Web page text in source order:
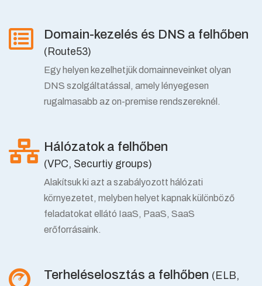
Domain-kezelés és DNS a felhőben
(Route53)
Egy helyen kezelhetjük domainneveinket olyan
DNS szolgáltatással, amely lényegesen
rugalmasabb az on-premise rendszereknél.
Hálózatok a felhőben
(VPC, Securtiy groups)
Alakítsuk ki azt a szabályozott hálózati
környezetet, melyben helyet kapnak különböző
feladatokat ellátó IaaS, PaaS, SaaS
erőforrásaink.
Terheléselosztás a felhőben (ELB,